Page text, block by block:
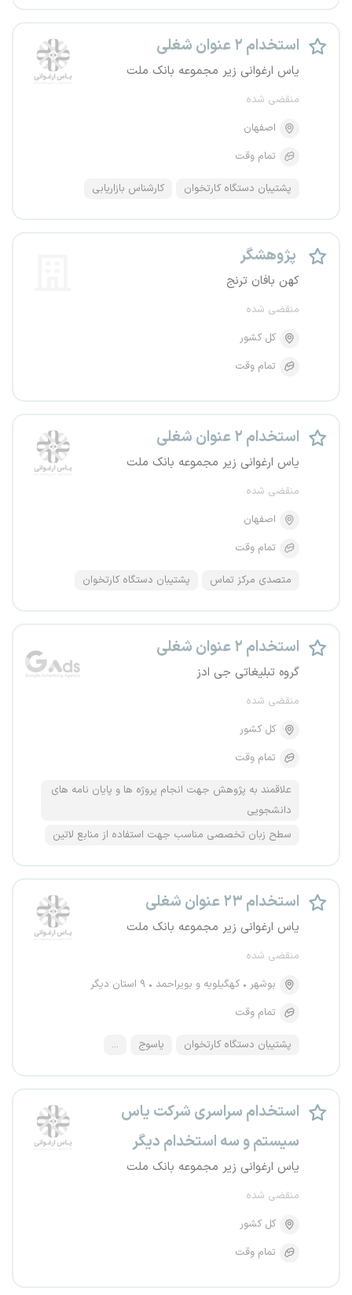
استخدام ۲ عنوان شغلی
یاس ارغوانی زیر مجموعه بانک ملت
منقضی شده
اصفهان
تمام وقت
پشتیبان دستگاه کارتخوان کارشناس بازاریابی
پژوهشگر
کهن بافان ترنج
منقضی شده
کل کشور
تمام وقت
استخدام ۲ عنوان شغلی
یاس ارغوانی زیر مجموعه بانک ملت
منقضی شده
اصفهان
تمام وقت
متصدی مرکز تماس پشتیبان دستگاه کارتخوان
استخدام ۲ عنوان شغلی
گروه تبلیغاتی جی ادز
منقضی شده
کل کشور
تمام وقت
علاقمند به پژوهش جهت انجام پروژه ها و پایان نامه های
دانشجویی
سطح زبان تخصصی مناسب جهت استفاده از منابع لاتین
استخدام ۲۳ عنوان شغلی
یاس ارغوانی زیر مجموعه بانک ملت
منقضی شده
بوشهر
کهگیلویه و بویراحمد
۹ استان دیگر
تمام وقت
پشتیبان دستگاه کارتخوان یاسوج ...
استخدام سراسری شرکت یاس
سیستم و سه استخدام دیگر
یاس ارغوانی زیر مجموعه بانک ملت
منقضی شده
کل کشور
تمام وقت